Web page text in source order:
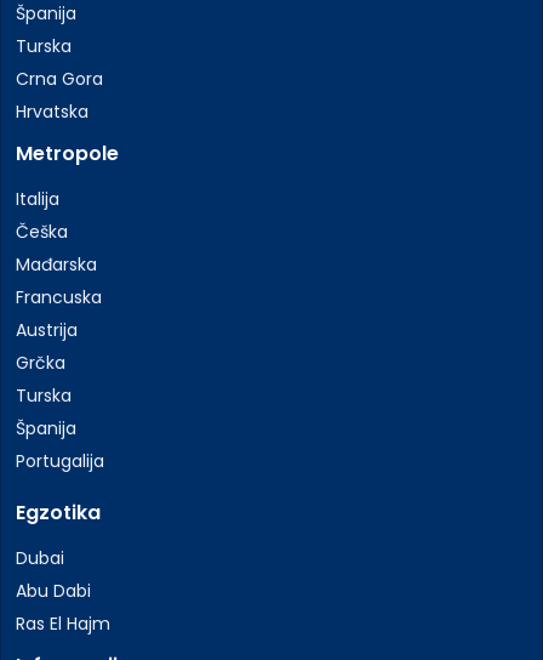
Španija
Turska
Crna Gora
Hrvatska
Metropole
Italija
Češka
Mađarska
Francuska
Austrija
Grčka
Turska
Španija
Portugalija
Egzotika
Dubai
Abu Dabi
Ras El Hajm